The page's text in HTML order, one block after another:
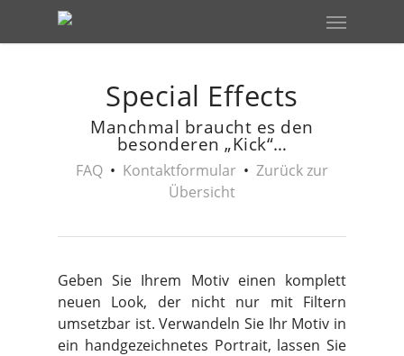
Menu
Special Effects
Manchmal braucht es den
besonderen „Kick“…
FAQ • Kontaktformular • Zurück zur
Übersicht
Geben Sie Ihrem Motiv einen komplett
neuen Look, der nicht nur mit Filtern
umsetzbar ist. Verwandeln Sie Ihr Motiv in
ein handgezeichnetes Portrait, lassen Sie